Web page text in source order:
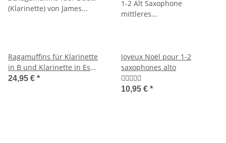
Ragamuffins für Klarinette
in B und Klarinette in Es
(oder Alt-Saxophon)
24,95 € *
Joyeux Noël pour 1-2
saxophones alto
10,95 € *